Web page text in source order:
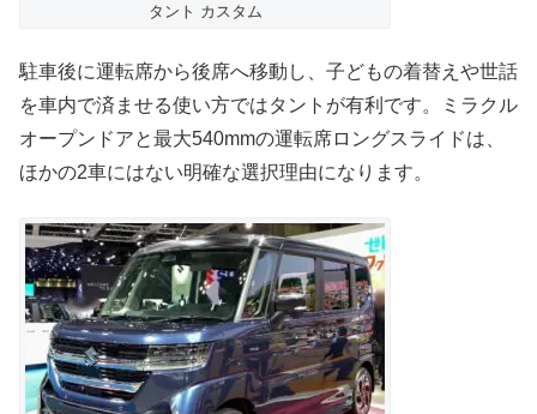
タント カスタム
駐車後に運転席から後席へ移動し、子どもの着替えや世話
を車内で済ませる使い方ではタントが有利です。ミラクル
オープンドアと最大540mmの運転席ロングスライドは、
ほかの2車にはない明確な選択理由になります。